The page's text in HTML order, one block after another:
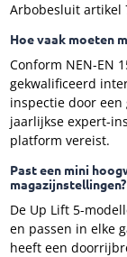
Arbobesluit artikel
Hoe vaak moeten
Conform NEN-EN
gekwalificeerd
inspectie door
jaarlijkse expert-
platform vereist.
Past een mini
magazijnstellingen?
De Up Lift 5-
en passen in elke
heeft een